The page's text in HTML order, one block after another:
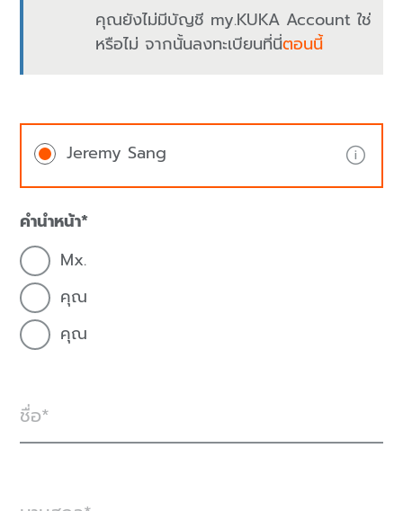
คุณยังไม่มีบัญชี my.KUKA Account ใช่
หรือไม่ จากนั้นลงทะเบียนที่นี่ตอนนี้
Jeremy Sang
คำนำหน้า
Mx.
คุณ
คุณ
ชื่อ